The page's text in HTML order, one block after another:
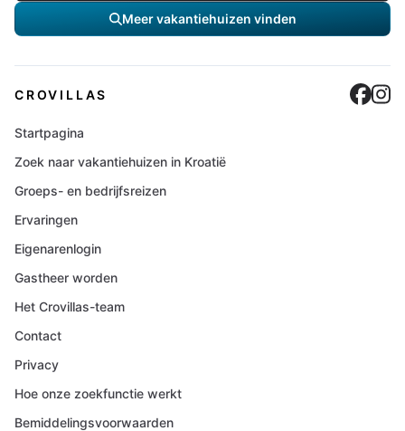
Meer vakantiehuizen vinden
CROVILLAS
Startpagina
Zoek naar vakantiehuizen in Kroatië
Groeps- en bedrijfsreizen
Ervaringen
Eigenarenlogin
Gastheer worden
Het Crovillas-team
Contact
Privacy
Hoe onze zoekfunctie werkt
Bemiddelingsvoorwaarden